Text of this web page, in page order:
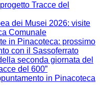
Tracce del
dei Musei 2026: visite
Comunale
in Pinacoteca: prossimo
con il Sassoferrato
seconda giornata del
del 600”
in Pinacoteca